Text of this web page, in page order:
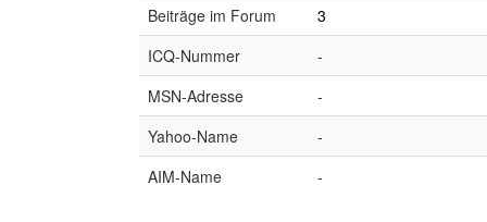
Beiträge im Forum
3
ICQ-Nummer
-
MSN-Adresse
-
Yahoo-Name
-
AIM-Name
-